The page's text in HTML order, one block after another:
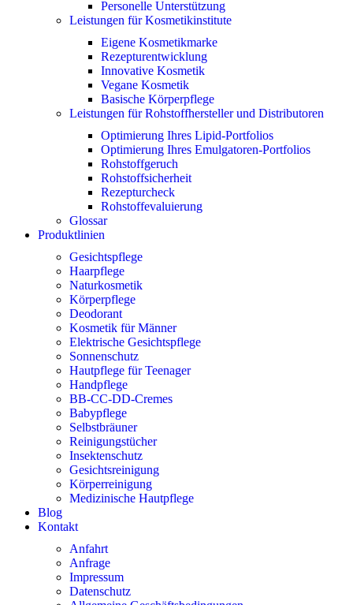
Personelle Unterstützung
Leistungen für Kosmetikinstitute
Eigene Kosmetikmarke
Rezepturentwicklung
Innovative Kosmetik
Vegane Kosmetik
Basische Körperpflege
Leistungen für Rohstoffhersteller und Distributoren
Optimierung Ihres Lipid-Portfolios
Optimierung Ihres Emulgatoren-Portfolios
Rohstoffgeruch
Rohstoffsicherheit
Rezepturcheck
Rohstoffevaluierung
Glossar
Produktlinien
Gesichtspflege
Haarpflege
Naturkosmetik
Körperpflege
Deodorant
Kosmetik für Männer
Elektrische Gesichtspflege
Sonnenschutz
Hautpflege für Teenager
Handpflege
BB-CC-DD-Cremes
Babypflege
Selbstbräuner
Reinigungstücher
Insektenschutz
Gesichtsreinigung
Körperreinigung
Medizinische Hautpflege
Blog
Kontakt
Anfahrt
Anfrage
Impressum
Datenschutz